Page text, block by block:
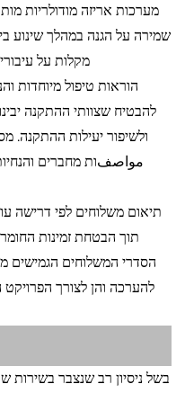
מערכות אריזה מודולריות
שמירה על הגנה במהלך שינוע
מקלות על
הוראות טיפול מיוחדות
להבטיח שצוותי ההתקנה
ולשיפור יעילות ההתקנה.
مواصفות מחברים
תיאום משלוחים לפי דרישה
תוך הבטחת זמינות
הסדרי המשלוחים הגמישים
להערכה והן לצורך
בשל ניסיון רב שנצבר בשירות